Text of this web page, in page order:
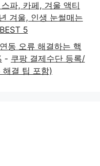
파, 카페, 겨울 액티
겨울, 인생 눈썰매는
5
동 오류 해결하는 핵
- 쿠팡 결제수단 등록/
해결 팁 포함)